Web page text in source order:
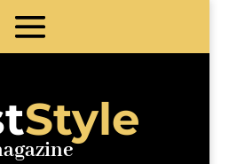
Style